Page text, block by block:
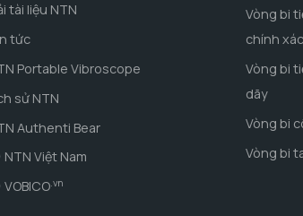
tài liệu NTN
tức
Portable Vibroscope
sử NTN
Authenti Bear
NTN Việt Nam
VOBICO .vn
Vòng bi
chính
Vòng bi
dãy
Vòng bi
Vòng bi